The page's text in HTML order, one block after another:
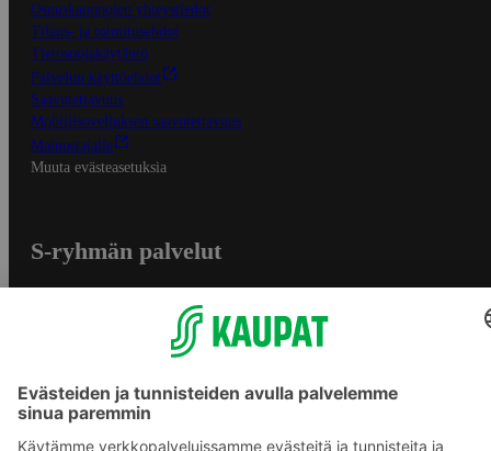
Osuuskauppojen yhteystiedot
Tilaus- ja toimitusehdot
Tietosuojakäytäntö
Palvelun käyttöehdot
Saavutettavuus
Mobiilisovelluksen saavutettavuus
Mainostajalle
Muuta evästeasetuksia
S-ryhmän palvelut
Yhteishyvä Ruoka -sovellus
S-ostoslista -sovellus
Prisma.fi